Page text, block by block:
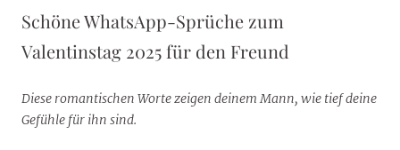
Schöne WhatsApp-Sprüche zum
Valentinstag 2025 für den Freund
Diese romantischen Worte zeigen deinem Mann, wie tief deine
Gefühle für ihn sind.